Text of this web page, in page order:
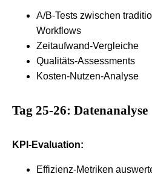
A/B-Tests zwischen
Workflows
Zeitaufwand-Vergleiche
Qualitäts-Assessments
Kosten-Nutzen-Analyse
Tag 25-26: Datenanalyse
KPI-Evaluation:
Effizienz-Metriken